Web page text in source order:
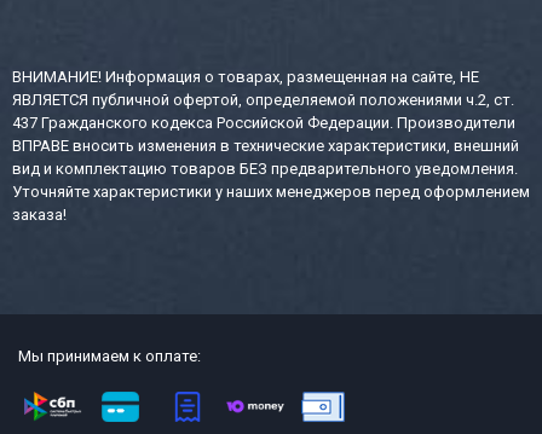
ВНИМАНИЕ! Информация о товарах, размещенная на сайте, НЕ
ЯВЛЯЕТСЯ публичной офертой, определяемой положениями ч.2, ст.
437 Гражданского кодекса Российской Федерации. Производители
ВПРАВЕ вносить изменения в технические характеристики, внешний
вид и комплектацию товаров БЕЗ предварительного уведомления.
Уточняйте характеристики у наших менеджеров перед оформлением
заказа!
Мы принимаем к оплате: